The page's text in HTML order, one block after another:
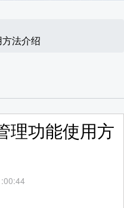
法介绍
理功能使用方